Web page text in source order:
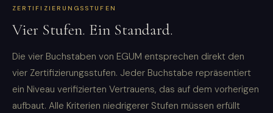
ZERTIFIZIERUNGSSTUFEN
Vier Stufen. Ein Standard.
Die vier Buchstaben von EGUM entsprechen direkt den
vier Zertifizierungsstufen. Jeder Buchstabe repräsentiert
ein Niveau verifizierten Vertrauens, das auf dem vorherigen
aufbaut. Alle Kriterien niedrigerer Stufen müssen erfüllt